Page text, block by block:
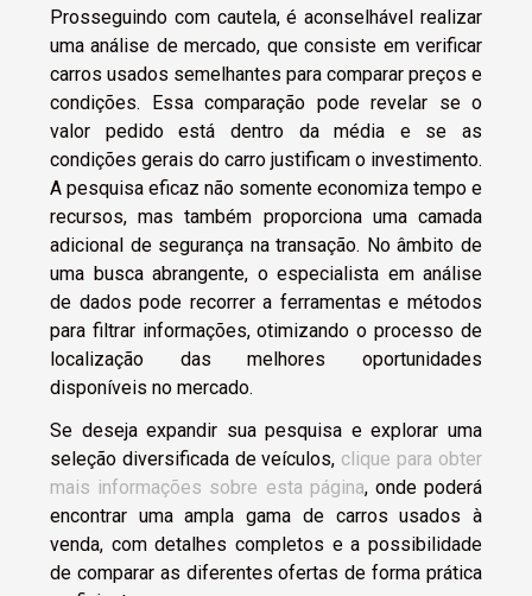
Prosseguindo com cautela, é aconselhável realizar
uma análise de mercado, que consiste em verificar
carros usados semelhantes para comparar preços e
condições. Essa comparação pode revelar se o
valor pedido está dentro da média e se as
condições gerais do carro justificam o investimento.
A pesquisa eficaz não somente economiza tempo e
recursos, mas também proporciona uma camada
adicional de segurança na transação. No âmbito de
uma busca abrangente, o especialista em análise
de dados pode recorrer a ferramentas e métodos
para filtrar informações, otimizando o processo de
localização das melhores oportunidades
disponíveis no mercado.
Se deseja expandir sua pesquisa e explorar uma
seleção diversificada de veículos, clique para obter
mais informações sobre esta página, onde poderá
encontrar uma ampla gama de carros usados à
venda, com detalhes completos e a possibilidade
de comparar as diferentes ofertas de forma prática